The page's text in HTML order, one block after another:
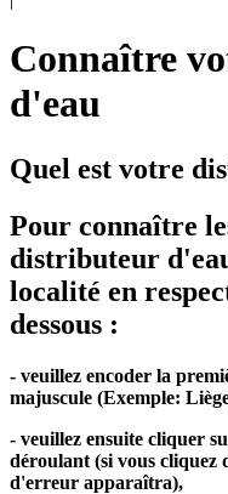
Connaître
d'eau
Quel est votre
Pour connaître
distributeur
localité en
dessous :
- veuillez encoder la
majuscule (Exemple:
- veuillez ensuite cliquer
déroulant (si vous cliquez
d'erreur apparaîtra),